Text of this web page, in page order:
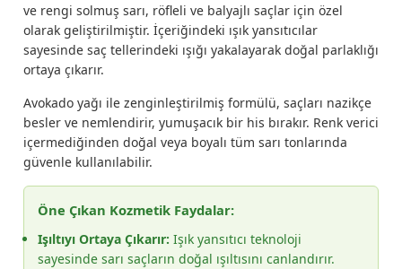
ve rengi solmuş sarı, röfleli ve balyajlı saçlar için özel
olarak geliştirilmiştir. İçeriğindeki ışık yansıtıcılar
sayesinde saç tellerindeki ışığı yakalayarak doğal parlaklığı
ortaya çıkarır.
Avokado yağı ile zenginleştirilmiş formülü, saçları nazikçe
besler ve nemlendirir, yumuşacık bir his bırakır. Renk verici
içermediğinden doğal veya boyalı tüm sarı tonlarında
güvenle kullanılabilir.
Öne Çıkan Kozmetik Faydalar:
Işıltıyı Ortaya Çıkarır: Işık yansıtıcı teknoloji
sayesinde sarı saçların doğal ışıltısını canlandırır.